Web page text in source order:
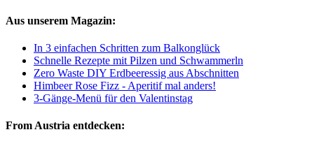
Aus unserem Magazin:
In 3 einfachen Schritten zum Balkonglück
Schnelle Rezepte mit Pilzen und Schwammerln
Zero Waste DIY Erdbeeressig aus Abschnitten
Himbeer Rose Fizz - Aperitif mal anders!
3-Gänge-Menü für den Valentinstag
From Austria entdecken: